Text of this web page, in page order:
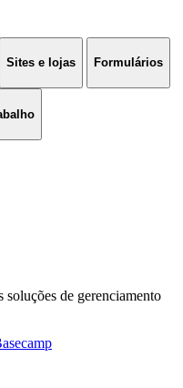
Sites e lojas Formulários
de gerenciamento